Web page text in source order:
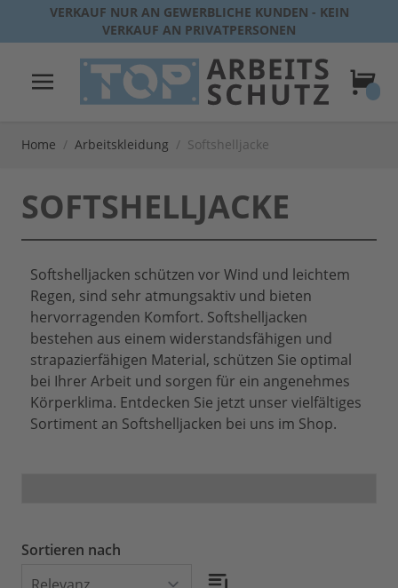
Direkt zum Inhalt
VERKAUF NUR AN GEWERBLICHE KUNDEN - KEIN
VERKAUF AN PRIVATPERSONEN
Home / Arbeitskleidung / Softshelljacke
SOFTSHELLJACKE
Softshelljacken schützen vor Wind und leichtem
Regen, sind sehr atmungsaktiv und bieten
hervorragenden Komfort. Softshelljacken
bestehen aus einem widerstandsfähigen und
strapazierfähigen Material, schützen Sie optimal
bei Ihrer Arbeit und sorgen für ein angenehmes
Körperklima. Entdecken Sie jetzt unser vielfältiges
Sortiment an Softshelljacken bei uns im Shop.
Sortieren nach